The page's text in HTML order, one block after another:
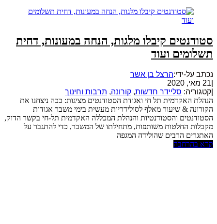
סטודנטים קיבלו מלגות, הנחה במעונות, דחית
תשלומים ועוד
נכתב על-ידי:הרצל בן אשר
21 מאי, 2020
קטגוריה: סליידר חדשות, קורונה, תרבות וחינוך
הנהלת האקדמית תל חי ואגודת הסטודנטים מציגות: ככה ניצחנו את
הקורונה & שיעור מאלף לסולידריות מעשית בימי משבר אגודות
הסטודנטים והסטודנטיות והנהלת המכללה האקדמית תל-חי בקשר הדוק,
מקבלות החלטות משותפות, מתחילתו של המשבר, כדי להתגבר על
האתגרים הרבים שהולידה המגפה
קרא בהרחבה